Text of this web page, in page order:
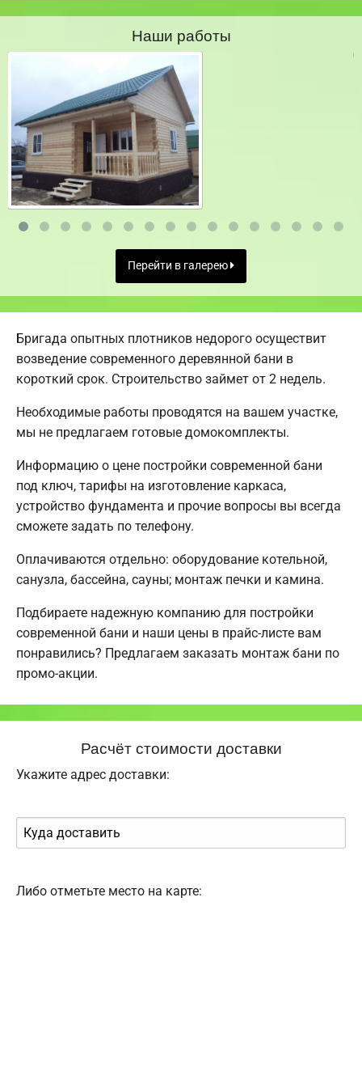
Наши работы
Перейти в галерею
Бригада опытных плотников недорого осуществит
возведение современного деревянной бани в
короткий срок. Строительство займет от 2 недель.
Необходимые работы проводятся на вашем участке,
мы не предлагаем готовые домокомплекты.
Информацию о цене постройки современной бани
под ключ, тарифы на изготовление каркаса,
устройство фундамента и прочие вопросы вы всегда
сможете задать по телефону.
Оплачиваются отдельно: оборудование котельной,
санузла, бассейна, сауны; монтаж печки и камина.
Подбираете надежную компанию для постройки
современной бани и наши цены в прайс-листе вам
понравились? Предлагаем заказать монтаж бани по
промо-акции.
Расчёт стоимости доставки
Укажите адрес доставки:
Либо отметьте место на карте: